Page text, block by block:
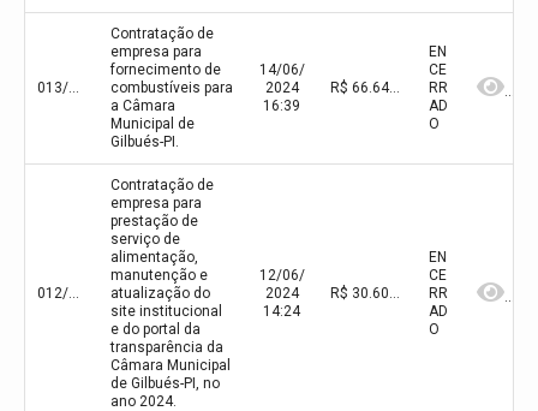
013/2024
Contratação de
empresa para
fornecimento de
combustíveis para
a Câmara
Municipal de
Gilbués-PI.
14/06/
2024
16:39
R$ 66.640,00(valor inicial) R$ 66.640,00(valor atualizado)
EN
CE
RR
AD
O
012/2024
Contratação de
empresa para
prestação de
serviço de
alimentação,
manutenção e
atualização do
site institucional
e do portal da
transparência da
Câmara Municipal
de Gilbués-PI, no
ano 2024.
12/06/
2024
14:24
R$ 30.600,00(valor inicial) R$ 30.600,00(valor atualizado)
EN
CE
RR
AD
O